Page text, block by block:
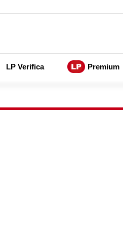
LP Verifica Premium